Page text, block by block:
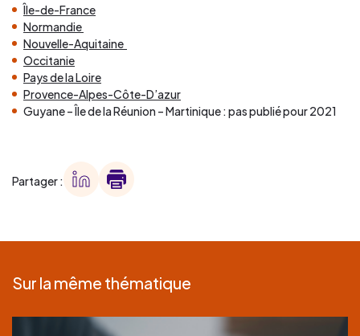
Île-de-France
Normandie
Nouvelle-Aquitaine
Occitanie
Pays de la Loire
Provence-Alpes-Côte-D’azur
Guyane – Île de la Réunion – Martinique : pas publié pour 2021
Partager :
Sur la même thématique